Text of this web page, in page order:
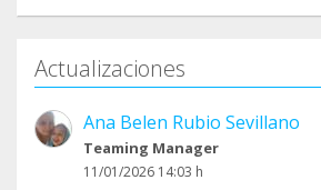
Actualizaciones
Ana Belen Rubio Sevillano
Teaming Manager
11/01/2026 14:03 h